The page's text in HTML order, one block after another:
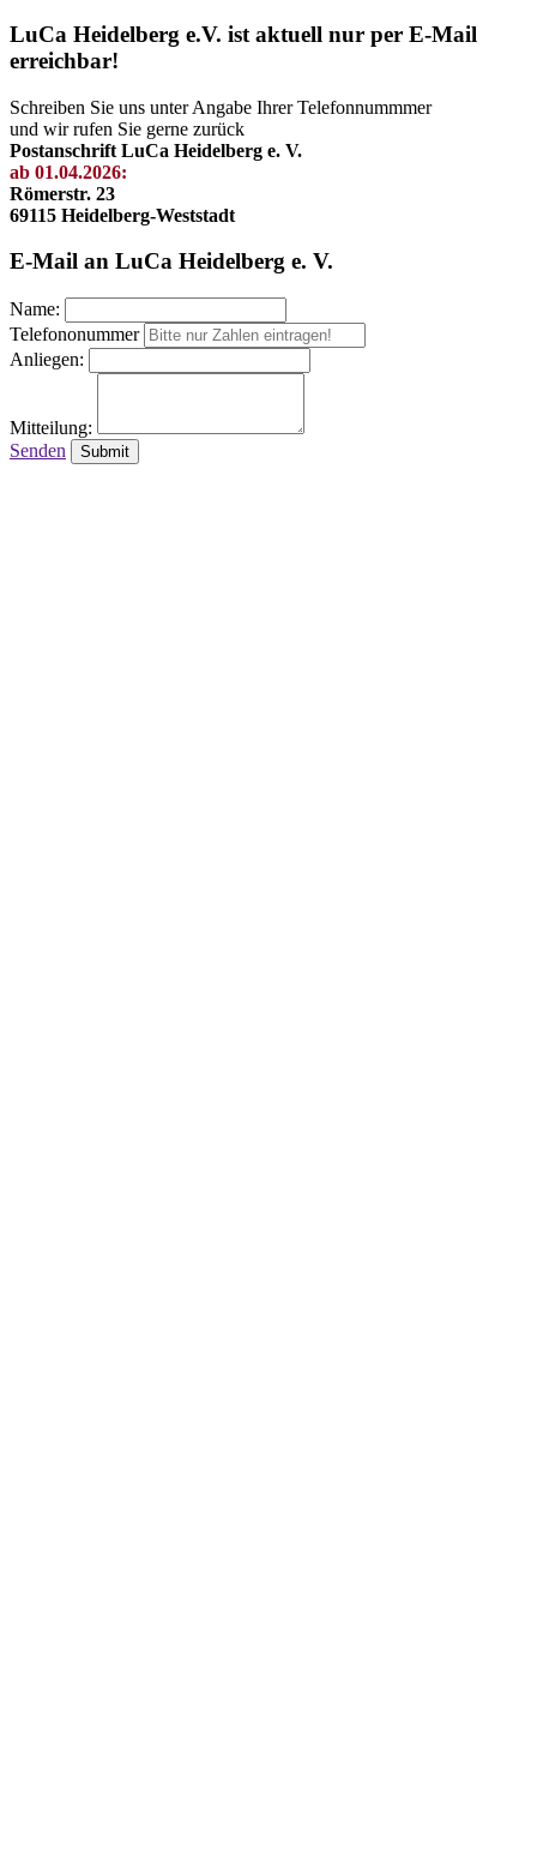
LuCa Heidelberg e.V. ist aktuell nur per E-Mail
erreichbar!
Schreiben Sie uns unter Angabe Ihrer Telefonnummmer
und wir rufen Sie gerne zurück
Postanschrift LuCa Heidelberg e. V.
ab 01.04.2026:
Römerstr. 23
69115 Heidelberg-Weststadt
E-Mail an LuCa Heidelberg e. V.
Name:
Telefononummer
Anliegen:
Mitteilung:
Senden